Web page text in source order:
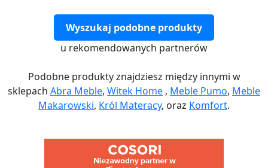
Wyszukaj podobne produkty
u rekomendowanych partnerów
Podobne produkty znajdziesz między innymi w
sklepach Abra Meble, Witek Home , Meble Pumo, Meble
Makarowski, Król Materacy, oraz Komfort.